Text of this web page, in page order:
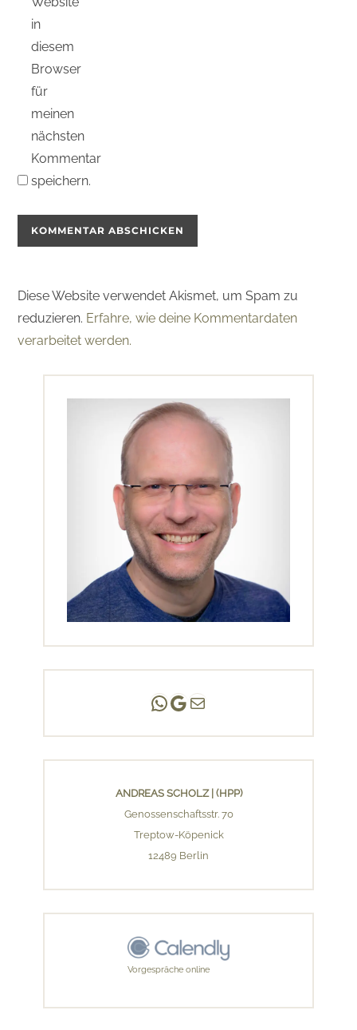
in
diesem
Browser
für
meinen
nächsten
Kommentar
speichern.
Diese Website verwendet Akismet, um Spam zu
reduzieren. Erfahre, wie deine Kommentardaten
verarbeitet werden.
Andreas Scholz | (HPP)
Praxis Adlershof
E-Mail an mich ...
ANDREAS SCHOLZ | (HPP)
Genossenschaftsstr. 70
Treptow-Köpenick
12489 Berlin
Vorgespräche online